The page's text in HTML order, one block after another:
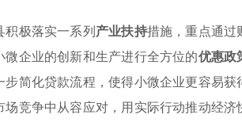
积极落实一系列产业扶持措施，重点通过
微企业的创新和生产进行全方位的优惠政
步简化贷款流程，使得小微企业更容易
场竞争中从容应对，用实际行动推动经